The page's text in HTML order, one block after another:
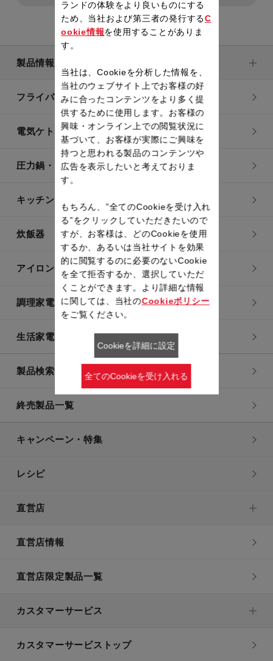
製品情報
フライパン・鍋
電気ケトル
圧力鍋・電気圧力鍋
キッチン用品
炊飯器
アイロン・衣類スチーマー
調理家電
生活家電
製品検索一覧
終売製品一覧
キャンペーン・特集
レシピ
直営店
直営店情報
直営店限定製品一覧
カスタマーサービス
カスタマーサービストップ
ランドの体験をより良いものにする
ため、当社および第三者の発行するC
ookie情報を使用することがありま
す。
当社は、Cookieを分析した情報を、
当社のウェブサイト上でお客様の好
みに合ったコンテンツをより多く提
供するために使用します。お客様の
興味・オンライン上での閲覧状況に
基づいて、お客様が実際にご興味を
持つと思われる製品のコンテンツや
広告を表示したいと考えておりま
す。
もちろん、”全てのCookieを受け入れ
る”をクリックしていただきたいので
すが、お客様は、どのCookieを使用
するか、あるいは当社サイトを効果
的に閲覧するのに必要のないCookie
を全て拒否するか、選択していただ
くことができます。より詳細な情報
に関しては、当社のCookieポリシー
をご覧ください。
Cookieを詳細に設定
全てのCookieを受け入れる